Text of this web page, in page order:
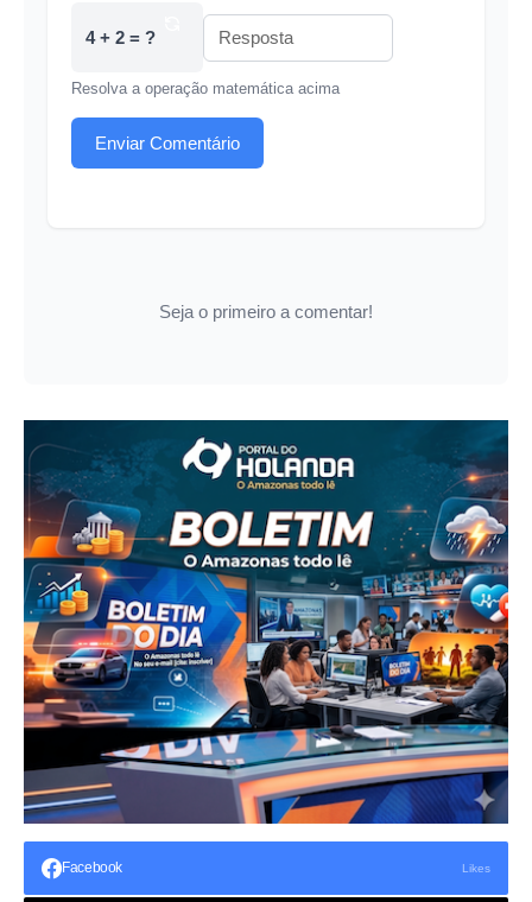
4 + 2 = ?
Resolva a operação matemática acima
Enviar Comentário
Seja o primeiro a comentar!
Facebook Likes